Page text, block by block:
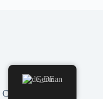
CreativeThemes
German